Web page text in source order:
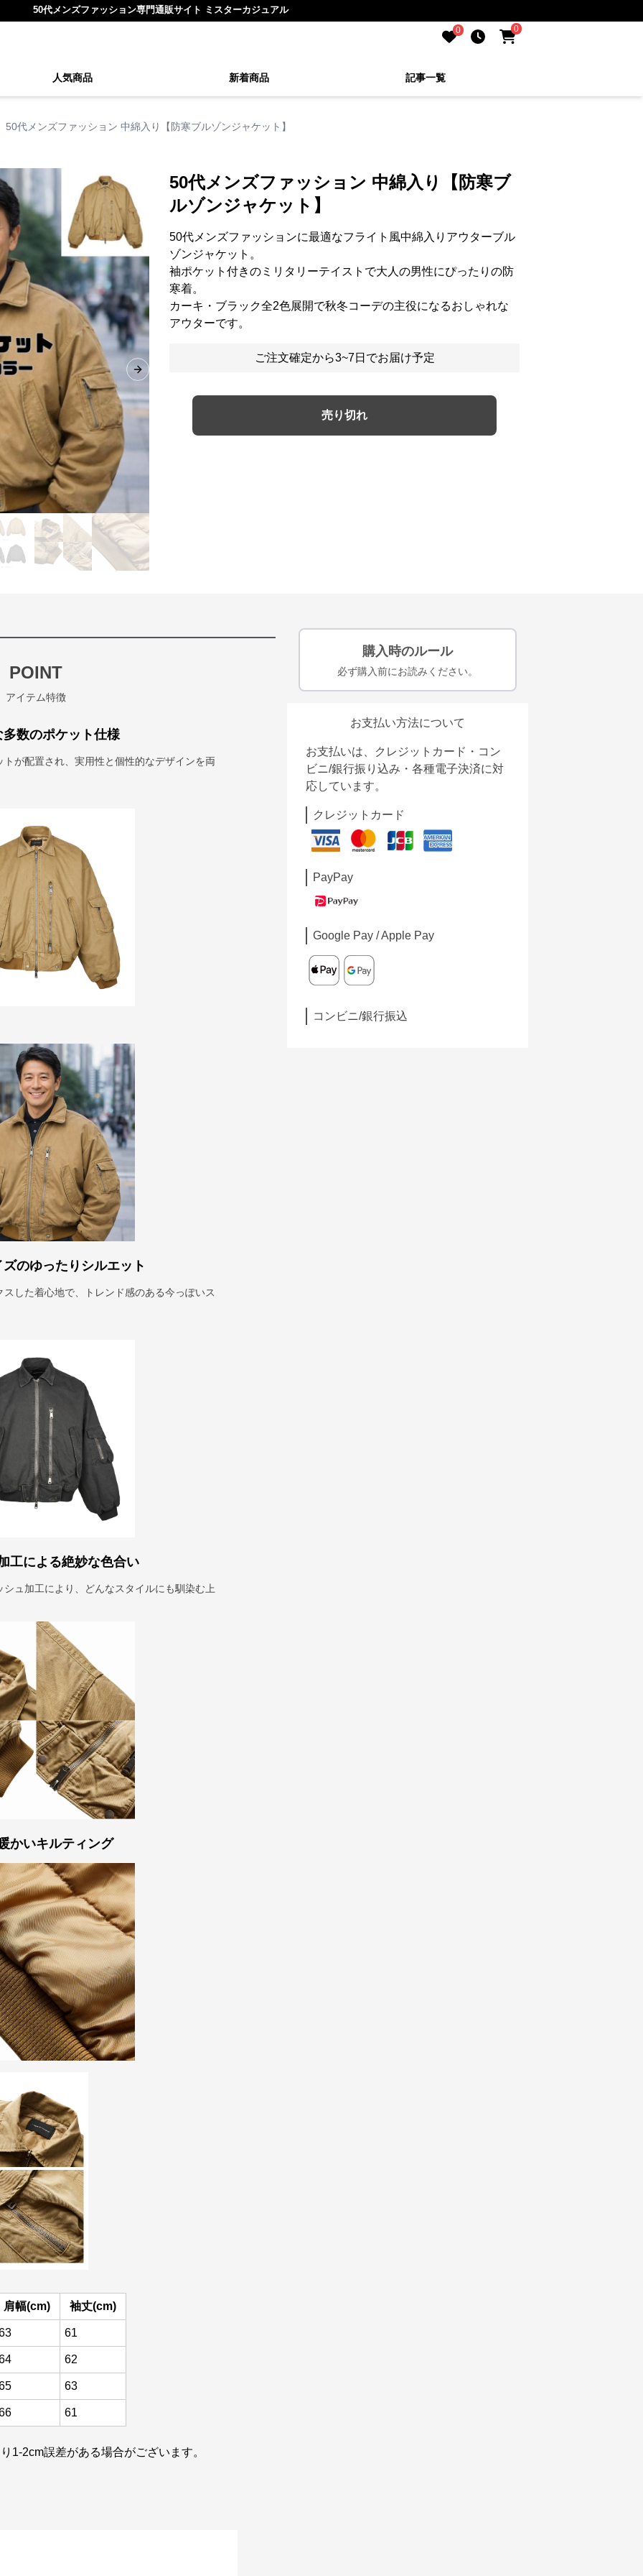
50代メンズファッション専門通販サイト ミスターカジュアル
0 0
人気商品 新着商品 記事一覧
50代メンズファッション 中綿入り【防寒ブルゾンジャケット】
Next slide
50代メンズファッション 中綿入り【防寒ブ
ルゾンジャケット】
50代メンズファッションに最適なフライト風中綿入りアウターブル
ゾンジャケット。
袖ポケット付きのミリタリーテイストで大人の男性にぴったりの防
寒着。
カーキ・ブラック全2色展開で秋冬コーデの主役になるおしゃれな
アウターです。
ご注文確定から3~7日でお届け予定
売り切れ
POINT
アイテム特徴
多数のポケット仕様
が配置され、実用性と個性的なデザインを両
のゆったりシルエット
した着心地で、トレンド感のある今っぽいス
工による絶妙な色合い
ュ加工により、どんなスタイルにも馴染む上
かいキルティング
肩幅(cm) 袖丈(cm)
61
62
63
61
1-2cm誤差がある場合がございます。
購入時のルール
必ず購入前にお読みください。
お支払い方法について
お支払いは、クレジットカード・コン
ビニ/銀行振り込み・各種電子決済に対
応しています。
クレジットカード
PayPay
Google Pay / Apple Pay
コンビニ/銀行振込